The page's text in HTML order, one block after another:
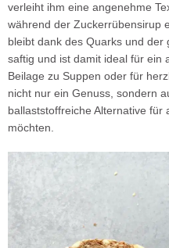
verleiht ihm eine angenehme
während der Zuckerrübensirup
bleibt dank des Quarks und
saftig und ist damit ideal für ein
Beilage zu Suppen oder für
nicht nur ein Genuss, sondern
ballaststoffreiche Alternative für
möchten.